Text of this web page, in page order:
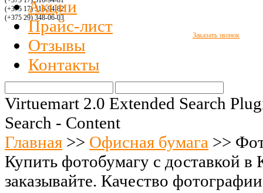
(+375 17) 516-94-82
(+375 29) 348-06-03
Заказать звонок
Акции
Прайс-лист
Отзывы
Контакты
Virtuemart 2.0 Extended Search
Search - Content
Главная >> Офисная бумага >>
Купить фотобумагу с доставкой в
заказывайте. Качество